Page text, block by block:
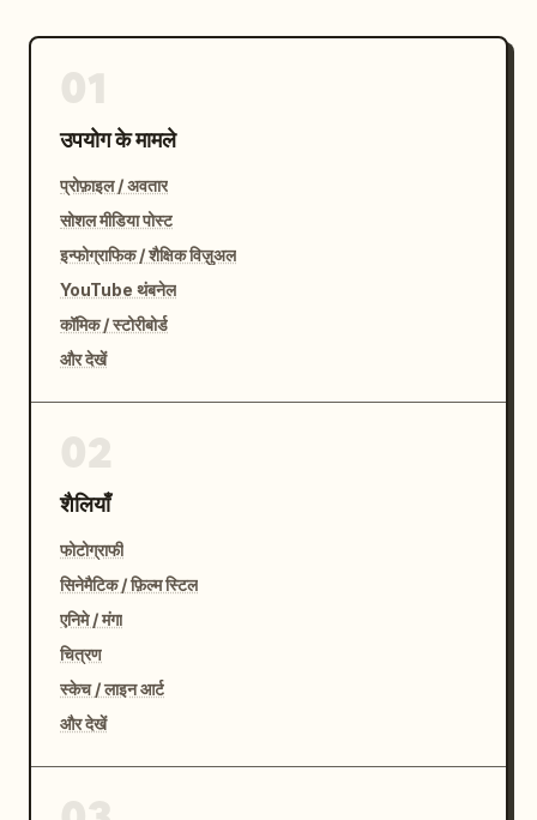
उपयोग के मामले
प्रोफ़ाइल / अवतार
सोशल मीडिया पोस्ट
इन्फोग्राफिक / शैक्षिक विज़ुअल
YouTube थंबनेल
कॉमिक / स्टोरीबोर्ड
और देखें
शैलियाँ
फोटोग्राफी
सिनेमैटिक / फ़िल्म स्टिल
एनिमे / मंगा
चित्रण
स्केच / लाइन आर्ट
और देखें